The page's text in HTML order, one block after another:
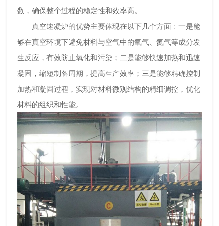
数，确保整个过程的稳定性和效率高。
真空速凝炉的优势主要体现在以下几个方面：一是能
够在真空环境下避免材料与空气中的氧气、氮气等成分发
生反应，有效防止氧化和污染；二是能够快速加热和迅速
凝固，缩短制备周期，提高生产效率；三是能够精确控制
加热和凝固过程，实现对材料微观结构的精细调控，优化
材料的组织和性能。